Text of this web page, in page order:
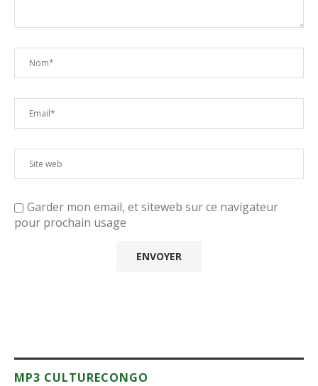
Garder mon email, et siteweb sur ce navigateur
pour prochain usage
MP3 CULTURECONGO